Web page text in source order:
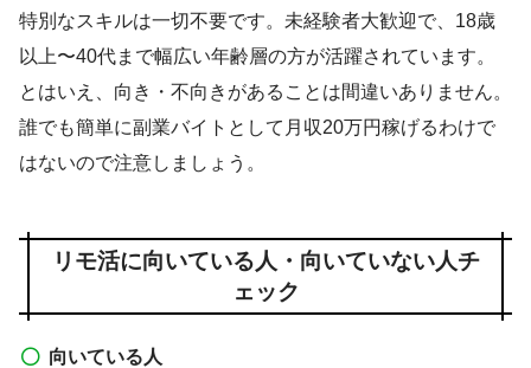
特別なスキルは一切不要です。未経験者大歓迎で、18歳
以上〜40代まで幅広い年齢層の方が活躍されています。
とはいえ、向き・不向きがあることは間違いありません。
誰でも簡単に副業バイトとして月収20万円稼げるわけで
はないので注意しましょう。
リモ活に向いている人・向いていない人チ
ェック
向いている人